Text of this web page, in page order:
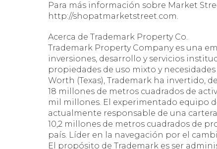
Para más información sobre Market
http://shopatmarketstreet.com.
Acerca de Trademark Property Co.
Trademark Property Company es una
inversiones, desarrollo y servicios
propiedades de uso mixto y
Worth (Texas), Trademark ha invertido,
18 millones de metros cuadrados de
mil millones. El experimentado equipo
actualmente responsable de una
10,2 millones de metros cuadrados de
país. Líder en la navegación por el
El propósito de Trademark es ser